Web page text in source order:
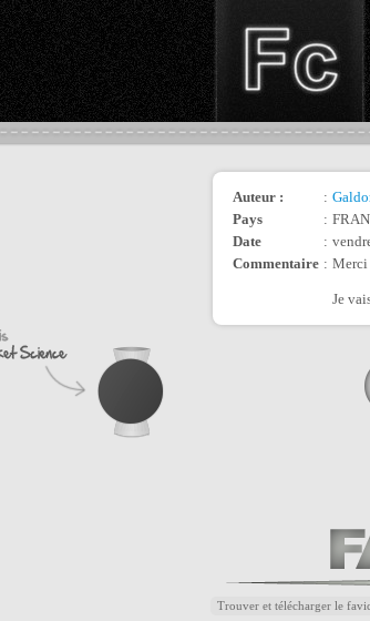
Auteur : :
Pays
:
Date
:
Commentaire : Merci
Je
Trouver et télécharger le